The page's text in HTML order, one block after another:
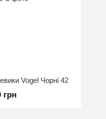
Vogel Чорні 42
грн